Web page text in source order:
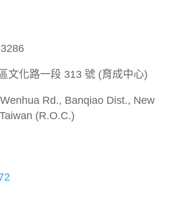
文化路一段 313 號 (育成中心)
Rd., Banqiao Dist., New
(R.O.C.)